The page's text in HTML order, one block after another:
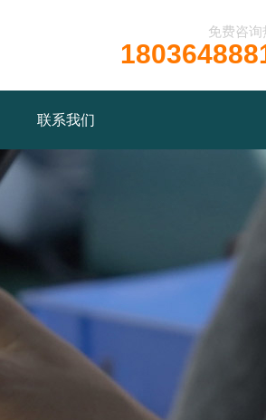
免费咨询
联系我们